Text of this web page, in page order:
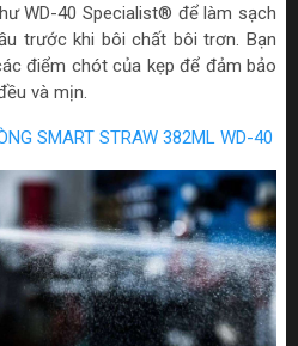
WD-40 Specialist® để làm sạch
trước khi bôi chất bôi trơn. Bạn
điểm chót của kẹp để đảm bảo
và mịn.
SMART STRAW 382ML WD-40